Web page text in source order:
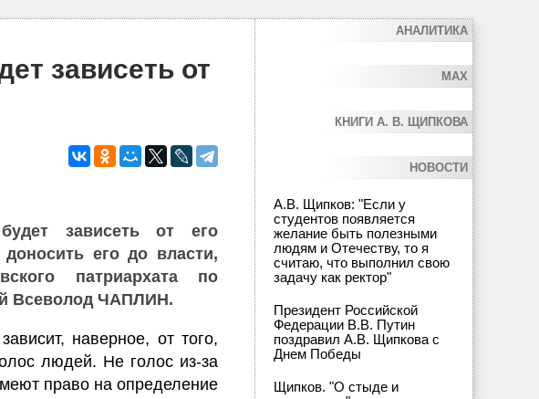
зависеть от
зависеть от его
его до власти,
патриархата по
Всеволод ЧАПЛИН.
наверное, от того,
людей. Не голос из-за
право на определение
АНАЛИТИКА
MAX
КНИГИ А. В. ЩИПКОВА
НОВОСТИ
А.В. Щипков: "Если у
студентов появляется
желание быть полезными
людям и Отечеству, то я
считаю, что выполнил свою
задачу как ректор"
Президент Российской
Федерации В.В. Путин
поздравил А.В. Щипкова с
Днем Победы
Щипков. "О стыде и